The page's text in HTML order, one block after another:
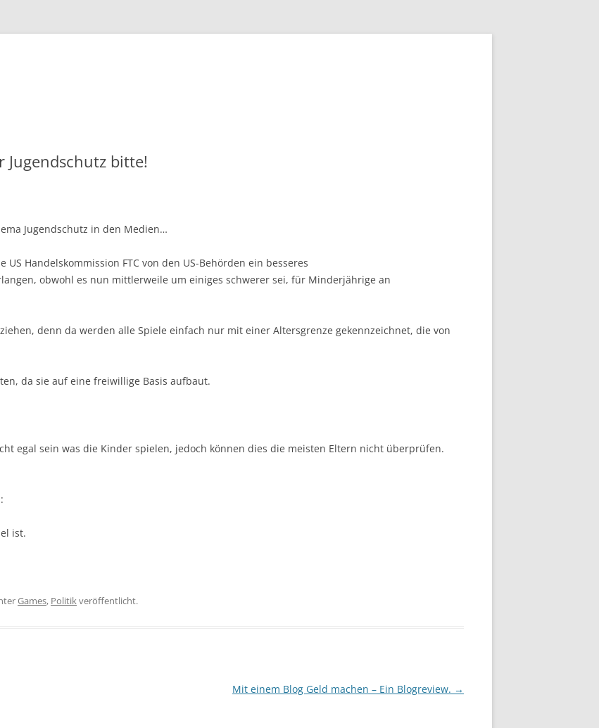
Jugendschutz bitte!
Jugendschutz in den Medien…
Handelskommission FTC von den US-Behörden ein besseres
obwohl es nun mittlerweile um einiges schwerer sei, für Minderjährige an
denn da werden alle Spiele einfach nur mit einer Altersgrenze gekennzeichnet, die von
da sie auf eine freiwillige Basis aufbaut.
egal sein was die Kinder spielen, jedoch können dies die meisten Eltern nicht überprüfen.
ist.
Games, Politikveröffentlicht.
Mit einem Blog Geld machen – Ein Blogreview. →